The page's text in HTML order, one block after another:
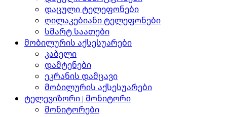
დაცული ტელეფონები
ღილაკებიანი ტელეფონები
სმარტ საათები
მობილურის აქსესუარები
კაბელი
დამტენები
ეკრანის დამცავი
მობილურის აქსესუარები
ტელევიზორი | მონიტორი
მონიტორები